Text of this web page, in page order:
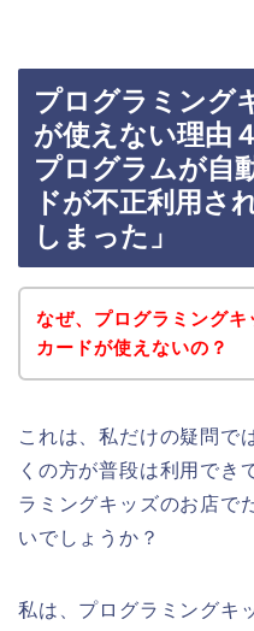
プログラミング
が使えない理由
プログラムが自
ドが不正利用さ
しまった」
なぜ、プログラミング
カードが使えないの？
これは、私だけの疑問で
くの方が普段は利用でき
ラミングキッズのお店で
いでしょうか？
私は、プログラミングキ